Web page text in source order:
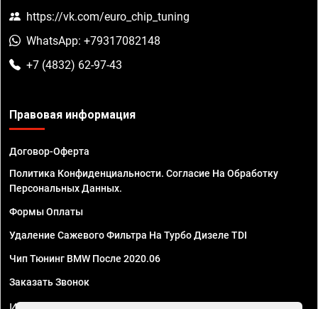
https://vk.com/euro_chip_tuning
WhatsApp: +79317082148
+7 (4832) 62-97-43
Правовая информация
Договор-Оферта
Политика Конфиденциальности. Согласие На Обработку
Персональных Данных.
Формы Оплаты
Удаление Сажевого Фильтра На Турбо Дизеле TDI
Чип Тюнинг BMW После 2020.06
Заказать Звонок